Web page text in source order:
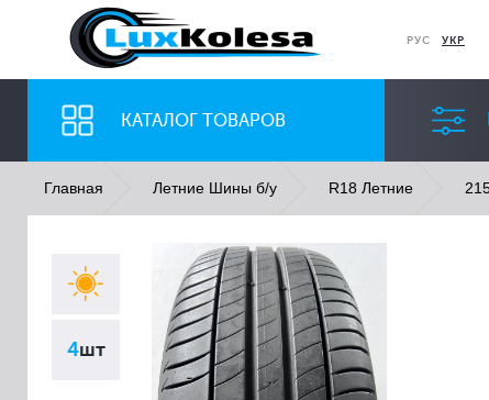
РУС УКР
КАТАЛОГ ТОВАРОВ
ШИНЫ ДИСКИ
Ширина
Все
Профиль
Главная Летние Шины б/у R18 Летние
4шт